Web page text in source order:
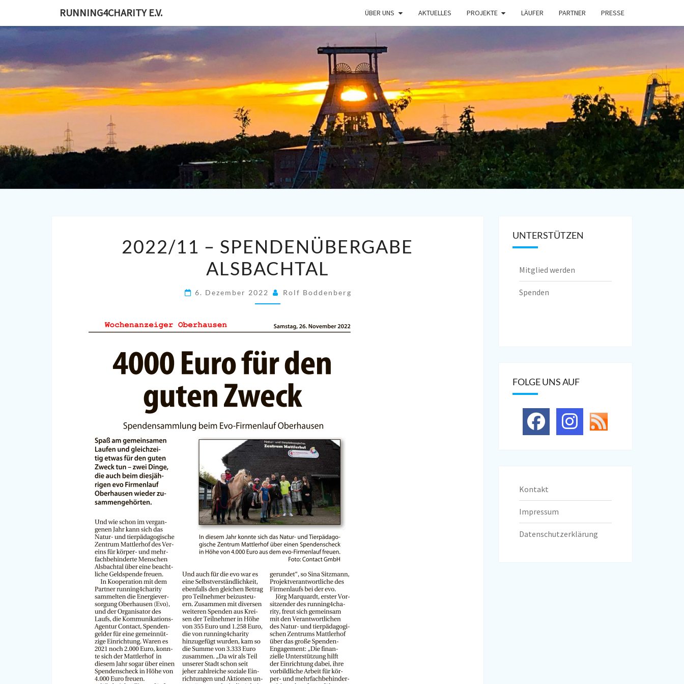
RUNNING4CHARITY E.V. ÜBER UNS AKTUELLES PROJEKTE LÄUFER PARTNER PRESSE
E.V.
Lauf- Und
Spendensammelverein
In Oberhausen
SPENDENÜBERGABE
ALSBACHTAL
2022/11 – SPENDENÜBERGABE
ALSBACHTAL
6. Dezember 2022 Rolf Boddenberg
UNTERSTÜTZEN
Mitglied werden
Spenden
FOLGE UNS AUF
Kontakt
Impressum
Datenschutzerklärung